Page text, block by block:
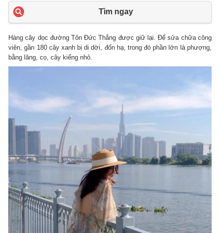
Tìm ngay
Hàng cây dọc đường Tôn Đức Thắng được giữ lại. Để sửa chữa công
viên, gần 180 cây xanh bị di dời, đốn hạ, trong đó phần lớn là phượng,
bằng lăng, cọ, cây kiểng nhỏ.